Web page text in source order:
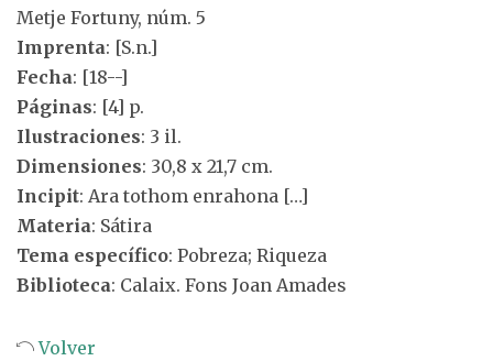
Metje Fortuny, núm. 5
Imprenta: [S.n.]
Fecha: [18--]
Páginas: [4] p.
Ilustraciones: 3 il.
Dimensiones: 30,8 x 21,7 cm.
Incipit: Ara tothom enrahona […]
Materia: Sátira
Tema específico: Pobreza; Riqueza
Biblioteca: Calaix. Fons Joan Amades
Volver